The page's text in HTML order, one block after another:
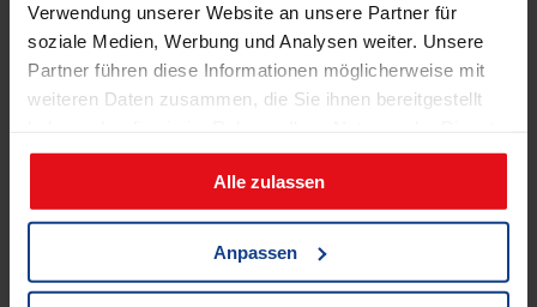
Verwendung unserer Website an unsere Partner für
soziale Medien, Werbung und Analysen weiter. Unsere
Partner führen diese Informationen möglicherweise mit
weiteren Daten zusammen, die Sie ihnen bereitgestellt
gesammelt haben.
Alle zulassen
Anpassen
Shop
Zahlungsmöglichkeiten
Versandkosten & Lieferbedingungen
Widerrufsbelehrung